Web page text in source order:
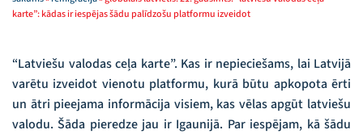
karte”: kādas ir iespējas šādu palīdzošu platformu izveidot
“Latviešu valodas ceļa karte”. Kas ir nepieciešams, lai Latvijā
varētu izveidot vienotu platformu, kurā būtu apkopota ērti
un ātri pieejama informācija visiem, kas vēlas apgūt latviešu
valodu. Šāda pieredze jau ir Igaunijā. Par iespējam, kā šādu